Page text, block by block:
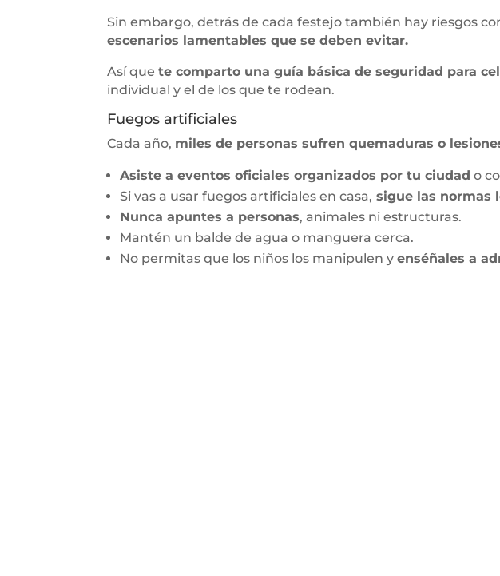
Sin embargo, detrás de cada festejo también hay riesgos
escenarios lamentables que se deben evitar.
Así quete comparto una guía básica de seguridad para
individual y el de los que te rodean.
Fuegos artificiales
Cada año, miles de personas sufren quemaduras o
Asiste a eventos oficiales organizados por tu ciudad o
Si vas a usar fuegos artificiales en casa, sigue las normas
Nunca apuntes a personas, animales ni estructuras.
Mantén un balde de agua o manguera cerca.
No permitas que los niños los manipulen yenséñales a